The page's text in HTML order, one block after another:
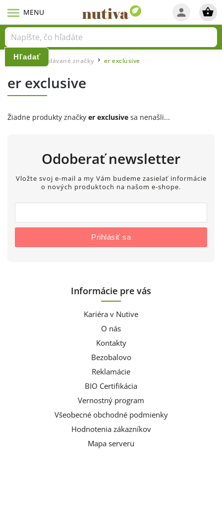
Hľadať
Domov / Predávané značky er exclusive
er exclusive
Žiadne produkty značky er exclusive sa nenašli...
Odoberať newsletter
Vložte svoj e-mail a my Vám budeme zasielať informácie
o nových produktoch na našom e-shope.
Prihlásiť sa
Informácie pre vás
Kariéra v Nutive
O nás
Kontakty
Bezobalovo
Reklamácie
BIO Certifikácia
Vernostný program
Všeobecné obchodné podmienky
Hodnotenia zákazníkov
Mapa serveru